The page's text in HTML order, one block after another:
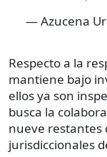
— Azucena
Respecto a la
mantiene bajo
ellos ya son
busca la
nueve restantes
jurisdiccionales